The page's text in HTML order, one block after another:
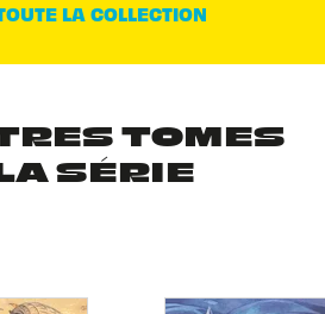
LA COLLECTION
TOMES
SÉRIE